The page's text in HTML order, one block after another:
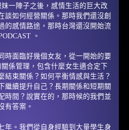
一陣子之後，感情生活的巨大改
談如何經營關係。那時我們還沒創
的感情路途，那時台灣還沒開始流
。
時面臨好幾個女友，從一開始的要
係管理，包含什麼女生適合定下
結束關係？如何平衡情感與生活？
繼續提升自己？長期關係和短期關
時間？說實在的，那時候的我們並
有答案。
年。我們從自身經驗到大量學生身